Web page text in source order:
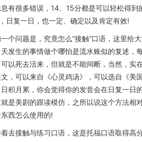
有很多错误，14、15分都是可以轻松得
日复一日，也一定、确定以及肯定有效!
个问题是，究竟怎么“接触”口语，这里
发生的事情做个哪怕是流水账似的复述
以死去活来，但就是不能间断，当然，实
，可以来自《心灵鸡汤》，可以选自《
积月累，你会觉得你的发音会在日复一
是美剧的跟读模仿，之所以说这个方法相
西怎么使用的!
去接触与练习口语，这是托福口语取得高